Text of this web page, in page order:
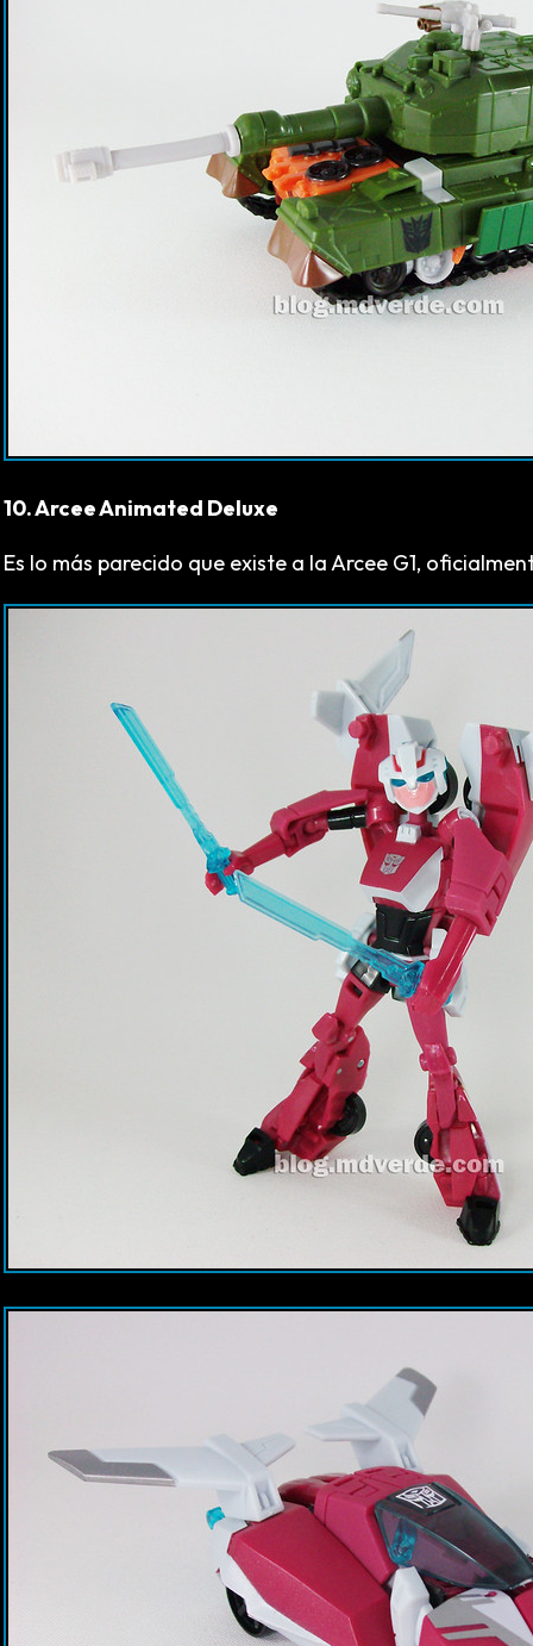
10. Arcee Animated Deluxe
Es lo más parecido que existe a la Arcee G1,